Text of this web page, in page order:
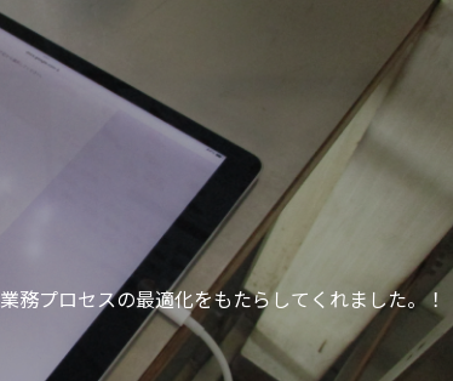
務プロセスの最適化をもたらしてくれました。！